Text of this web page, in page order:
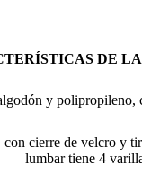
DE
y
cierre de velcro y
lumbar tiene 4